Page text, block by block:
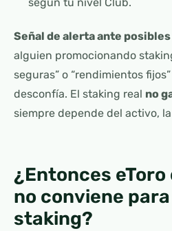
Señal de alerta ante
alguien promocionando
seguras” o “rendimientos
desconfía. El staking real no
siempre depende del activo,
¿Entonces eToro
no conviene
staking?